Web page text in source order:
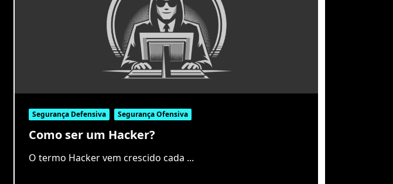
Segurança Defensiva Segurança Ofensiva
Como ser um Hacker?
O termo Hacker vem crescido cada ...